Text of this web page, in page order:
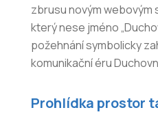
zbrusu novým webovým
který nese jméno
požehnání symbolicky
komunikační éru
Prohlídka prostor